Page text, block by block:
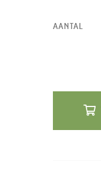
AANTAL